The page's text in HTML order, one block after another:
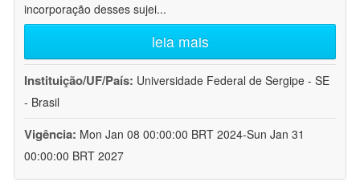
incorporação desses sujei...
leia mais
Instituição/UF/País: Universidade Federal de Sergipe - SE
- Brasil
Vigência: Mon Jan 08 00:00:00 BRT 2024-Sun Jan 31
00:00:00 BRT 2027